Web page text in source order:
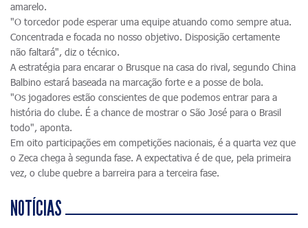
amarelo.
"O torcedor pode esperar uma equipe atuando como sempre atua.
Concentrada e focada no nosso objetivo. Disposição certamente
não faltará", diz o técnico.
A estratégia para encarar o Brusque na casa do rival, segundo China
Balbino estará baseada na marcação forte e a posse de bola.
"Os jogadores estão conscientes de que podemos entrar para a
história do clube. É a chance de mostrar o São José para o Brasil
todo", aponta.
Em oito participações em competições nacionais, é a quarta vez que
o Zeca chega à segunda fase. A expectativa é de que, pela primeira
vez, o clube quebre a barreira para a terceira fase.
NOTÍCIAS